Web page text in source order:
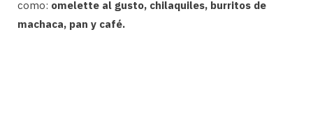
como: omelette al gusto, chilaquiles, burritos de
machaca, pan y café.